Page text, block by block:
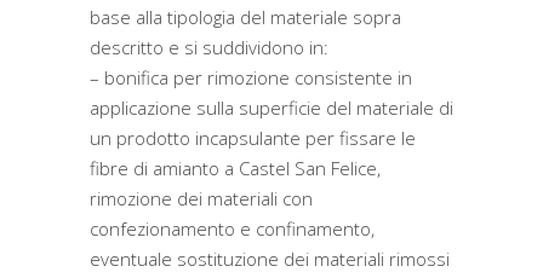
base alla tipologia del materiale sopra
descritto e si suddividono in:
– bonifica per rimozione consistente in
applicazione sulla superficie del materiale di
un prodotto incapsulante per fissare le
fibre di amianto a Castel San Felice,
rimozione dei materiali con
confezionamento e confinamento,
eventuale sostituzione dei materiali rimossi